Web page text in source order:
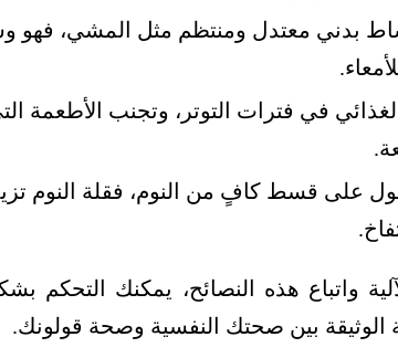
بدني معتدل ومنتظم مثل المشي، فهو
في فترات التوتر، وتجنب الأطعمة
على قسط كافٍ من النوم، فقلة النوم
واتباع هذه النصائح، يمكنك التحكم
الوثيقة بين صحتك النفسية وصحة قولونك.